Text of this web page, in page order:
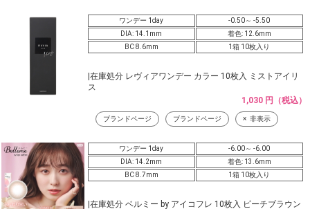
ワンデー 1day
-0.50～ -5.50
DIA: 14.1mm
着色: 12.6mm
BC 8.6mm
1箱 10枚入り
|在庫処分 レヴィアワンデー カラー 10枚入 ミストアイリ
ス
1,030 円（税込）
ブランドページ ブランドページ 非表示
ワンデー 1day
-6.00～ -6.00
DIA: 14.2mm
着色: 13.6mm
BC 8.7mm
1箱 10枚入り
|在庫処分 ベルミー by アイコフレ 10枚入 ピーチブラウン